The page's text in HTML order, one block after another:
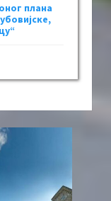
плана